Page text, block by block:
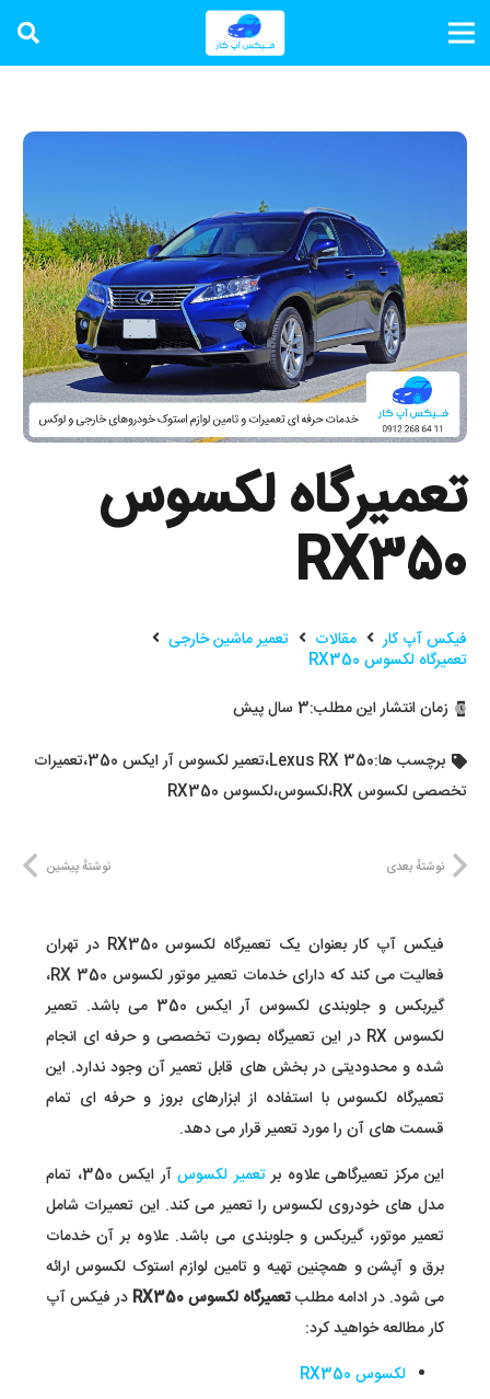
تعمیرگاه لکسوس
RX350
فیکس آپ کار مقالات تعمیر ماشین خارجی
تعمیرگاه لکسوس RX350
زمان انتشار این مطلب:3 سال پیش
برچسب ها:Lexus RX 350،تعمیر لکسوس آر ایکس 350 ،تعمیرات
تخصصی لکسوس RX
،لکسوس،لکسوس RX350
نوشتهٔ پیشین نوشتهٔ بعدی
فیکس آپ کار بعنوان یک تعمیرگاه لکسوس RX350 در تهران
فعالیت می کند که دارای خدمات تعمیر موتور لکسوس RX 350،
گیربکس و جلوبندی لکسوس آر ایکس 350 می باشد. تعمیر
لکسوس RX در این تعمیرگاه بصورت تخصصی و حرفه ای انجام
شده و محدودیتی در بخش های قابل تعمیر آن وجود ندارد. این
تعمیرگاه لکسوس با استفاده از ابزارهای بروز و حرفه ای تمام
قسمت های آن را مورد تعمیر قرار می دهد.
این مرکز تعمیرگاهی علاوه برتعمیر لکسوس
آر ایکس 350، تمام
مدل های خودروی لکسوس را تعمیر می کند. این تعمیرات شامل
تعمیر موتور، گیربکس و جلوبندی می باشد. علاوه بر آن خدمات
برق و آپشن و همچنین تهیه و تامین لوازم استوک لکسوس ارائه
می شود. در ادامه مطلبتعمیرگاه لکسوس RX350
در فیکس آپ
کار مطالعه خواهید کرد:
لکسوس RX350